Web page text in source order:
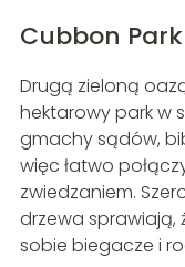
Cubbon
Drugą zieloną
hektarowy park w
gmachy sądów,
więc łatwo
zwiedzaniem.
drzewa sprawiają,
sobie biegacze i